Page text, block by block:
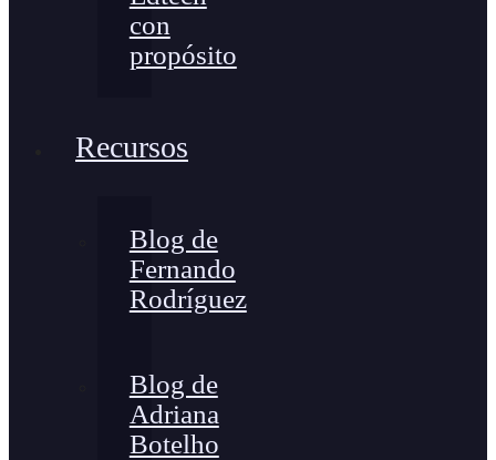
con
propósito
Recursos
Blog de
Fernando
Rodríguez
Blog de
Adriana
Botelho